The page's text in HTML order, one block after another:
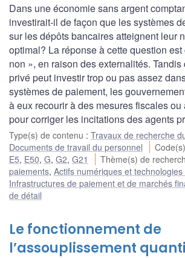
Dans une économie sans argent
investirait-il de façon que les systèmes
sur les dépôts bancaires atteignent leur
optimal? La réponse à cette question
non », en raison des externalités.
privé peut investir trop ou pas assez
systèmes de paiement, les
à eux recourir à des mesures fiscales
pour corriger les incitations des agents
Type(s) de contenu : Travaux de recherche
Documents de travail du personnel
E5, E50, G, G2, G21 Thème(s) de
paiements, Actifs numériques et
Infrastructures de paiement et de marchés
de détail
Le fonctionnement de
l’assouplissement